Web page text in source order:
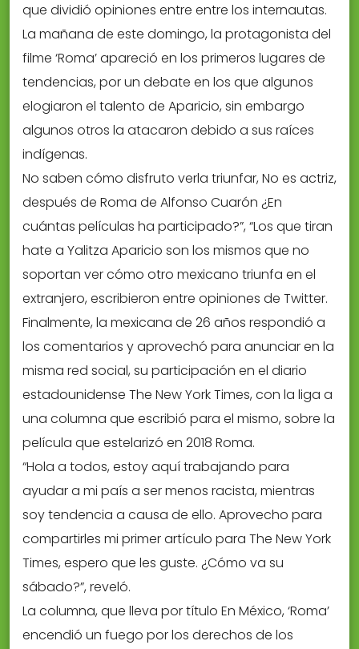
que dividió opiniones entre entre los internautas.
La mañana de este domingo, la protagonista del
filme ‘Roma’ apareció en los primeros lugares de
tendencias, por un debate en los que algunos
elogiaron el talento de Aparicio, sin embargo
algunos otros la atacaron debido a sus raíces
indígenas.
No saben cómo disfruto verla triunfar, No es actriz,
después de Roma de Alfonso Cuarón ¿En
cuántas películas ha participado?”, “Los que tiran
hate a Yalitza Aparicio son los mismos que no
soportan ver cómo otro mexicano triunfa en el
extranjero, escribieron entre opiniones de Twitter.
Finalmente, la mexicana de 26 años respondió a
los comentarios y aprovechó para anunciar en la
misma red social, su participación en el diario
estadounidense The New York Times, con la liga a
una columna que escribió para el mismo, sobre la
película que estelarizó en 2018 Roma.
“Hola a todos, estoy aquí trabajando para
ayudar a mi país a ser menos racista, mientras
soy tendencia a causa de ello. Aprovecho para
compartirles mi primer artículo para The New York
Times, espero que les guste. ¿Cómo va su
sábado?”, reveló.
La columna, que lleva por título En México, ‘Roma’
encendió un fuego por los derechos de los